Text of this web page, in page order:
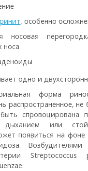
ринит, особенно
носовая
носа
одно и
форма
распространенное, не
спровоцирована
дыханием или
появиться на фоне
Streptococcus